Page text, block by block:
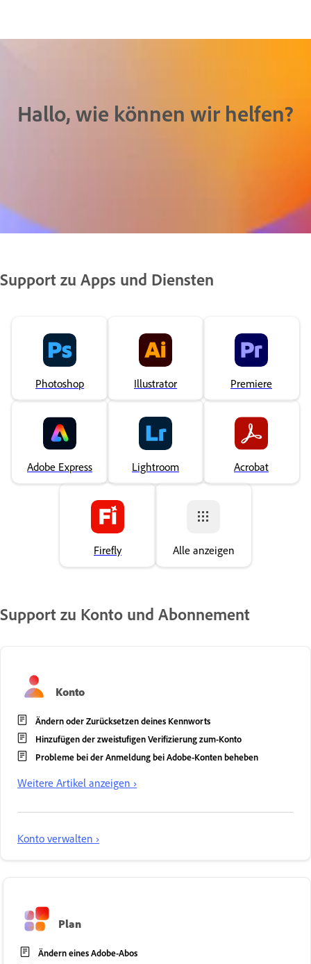
Hallo, wie können wir helfen?
Support zu Apps und Diensten
Photoshop Illustrator Premiere
Adobe Express Lightroom Acrobat
Firefly Alle anzeigen
Support zu Konto und Abonnement
Konto
Ändern oder Zurücksetzen deines Kennworts
Hinzufügen der zweistufigen Verifizierung zum-Konto
Probleme bei der Anmeldung bei Adobe-Konten beheben
Weitere Artikel anzeigen ›
Konto verwalten ›
Plan
Ändern eines Adobe-Abos